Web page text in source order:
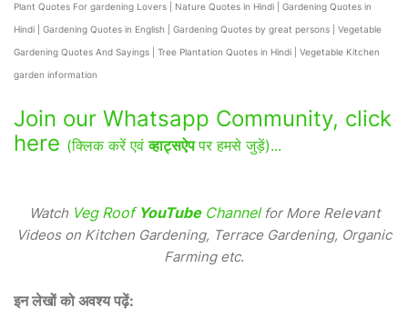
Plant Quotes For gardening Lovers | Nature Quotes in Hindi | Gardening Quotes in
Hindi | Gardening Quotes in English | Gardening Quotes by great persons | Vegetable
Gardening Quotes And Sayings | Tree Plantation Quotes in Hindi | Vegetable Kitchen
garden information
Join our Whatsapp Community, click
here (क्लिक करें एवंव्हाट्सऐपपर हमसे जुड़ें)...
Watch Veg Roof YouTubeChannelfor More Relevant
Videos on Kitchen Gardening, Terrace Gardening, Organic
Farming etc.
इन लेखों को अवश्य पढ़ें: